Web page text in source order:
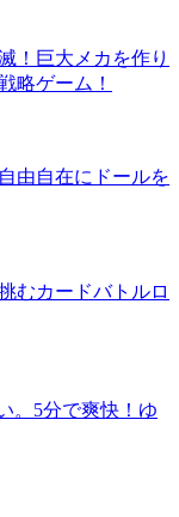
！巨大メカを作り
略ゲーム！
由自在にドールを
むカードバトルロ
。5分で爽快！ゆ